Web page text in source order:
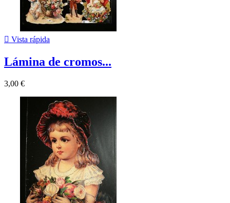
 Vista rápida
Lámina de cromos...
3,00 €